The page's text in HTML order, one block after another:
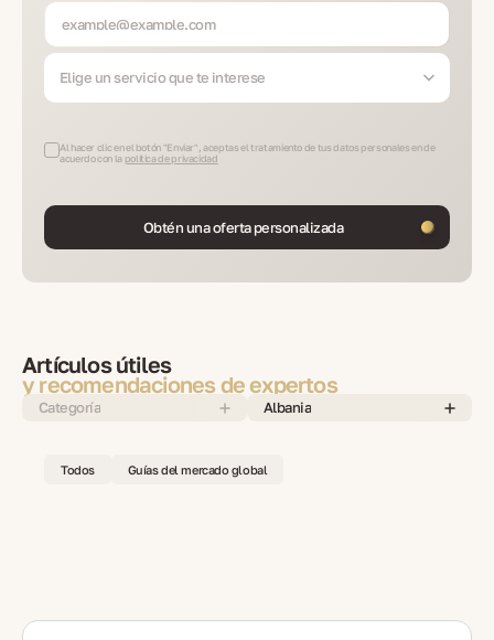
Elige un servicio que te interese
Al hacer clic en el botón "Enviar", aceptas el tratamiento de tus datos personales en de
acuerdo con la política de privacidad
Obtén una oferta personalizada
Artículos útiles
y recomendaciones de expertos
Categoría Albania
Todos Guías del mercado global